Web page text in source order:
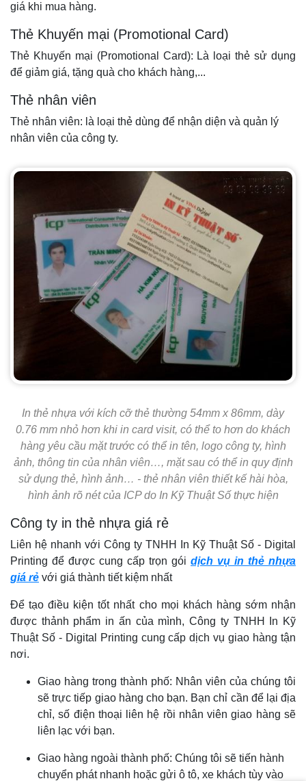
giá khi mua hàng.
Thẻ Khuyến mại (Promotional Card)
Thẻ Khuyến mại (Promotional Card): Là loại thẻ sử dụng
để giảm giá, tặng quà cho khách hàng,...
Thẻ nhân viên
Thẻ nhân viên: là loại thẻ dùng để nhận diện và quản lý
nhân viên của công ty.
In thẻ nhựa với kích cỡ thẻ thường 54mm x 86mm, dày
0.76 mm nhỏ hơn khi in card visit, có thể to hơn do khách
hàng yêu cầu mặt trước có thể in tên, logo công ty, hình
ảnh, thông tin của nhân viên…, mặt sau có thể in quy định
sử dụng thẻ, hình ảnh… - thẻ nhân viên thiết kế hài hòa,
hình ảnh rõ nét của ICP do In Kỹ Thuật Số thực hiện
Công ty in thẻ nhựa giá rẻ
Liên hệ nhanh với Công ty TNHH In Kỹ Thuật Số - Digital
Printing để được cung cấp trọn gói dịch vụ in thẻ nhựa
giá rẻ với giá thành tiết kiệm nhất
Để tạo điều kiện tốt nhất cho mọi khách hàng sớm nhận
được thảnh phẩm in ấn của mình, Công ty TNHH In Kỹ
Thuật Số - Digital Printing cung cấp dịch vụ giao hàng tận
nơi.
Giao hàng trong thành phố: Nhân viên của chúng tôi
sẽ trực tiếp giao hàng cho bạn. Bạn chỉ cần để lại địa
chỉ, số điện thoại liên hệ rồi nhân viên giao hàng sẽ
liên lạc với bạn.
Giao hàng ngoài thành phố: Chúng tôi sẽ tiến hành
chuyển phát nhanh hoặc gửi ô tô, xe khách tùy vào